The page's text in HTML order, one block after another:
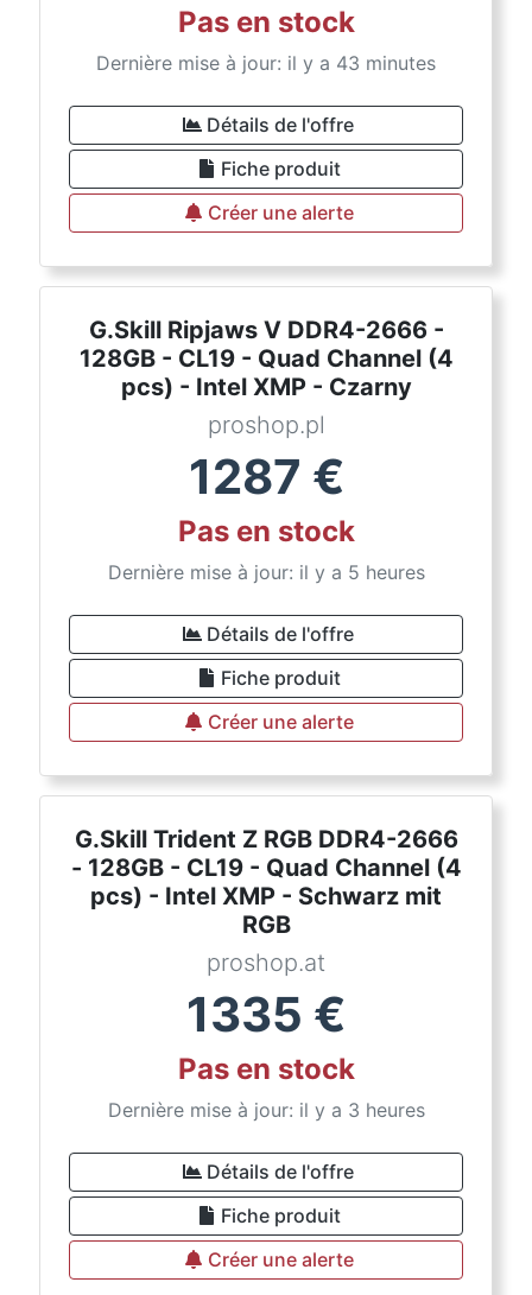
Pas en stock
Dernière mise à jour: il y a 43 minutes
Détails de l'offre
Fiche produit
Créer une alerte
G.Skill Ripjaws V DDR4-2666 -
128GB - CL19 - Quad Channel (4
pcs) - Intel XMP - Czarny
proshop.pl
1287 €
Pas en stock
Dernière mise à jour: il y a 5 heures
Détails de l'offre
Fiche produit
Créer une alerte
G.Skill Trident Z RGB DDR4-2666
- 128GB - CL19 - Quad Channel (4
pcs) - Intel XMP - Schwarz mit
RGB
proshop.at
1335 €
Pas en stock
Dernière mise à jour: il y a 3 heures
Détails de l'offre
Fiche produit
Créer une alerte